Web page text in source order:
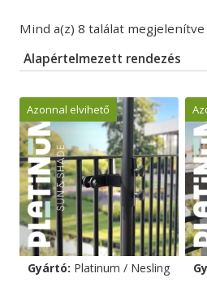
Mind a(z) 8 találat megjelenítve
Azonnal elvihető
Gyártó: Platinum / Nesling